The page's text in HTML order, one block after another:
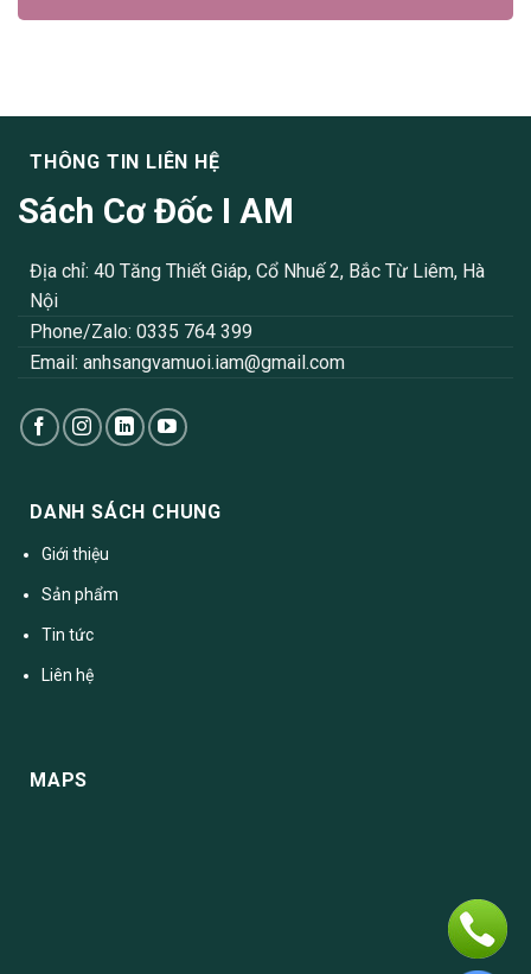
THÔNG TIN LIÊN HỆ
Sách Cơ Đốc I AM
Địa chỉ: 40 Tăng Thiết Giáp, Cổ Nhuế 2, Bắc Từ Liêm, Hà
Nội
Phone/Zalo: 0335 764 399
Email: anhsangvamuoi.iam@gmail.com
DANH SÁCH CHUNG
Giới thiệu
Sản phẩm
Tin tức
Liên hệ
MAPS